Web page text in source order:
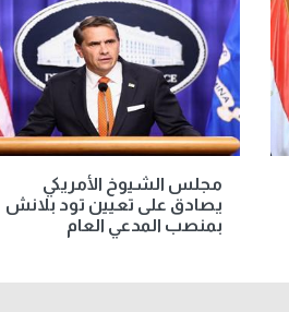
مجلس الشيوخ الأمريكي
يصادق على تعيين تود بلانش
بمنصب المدعي العام